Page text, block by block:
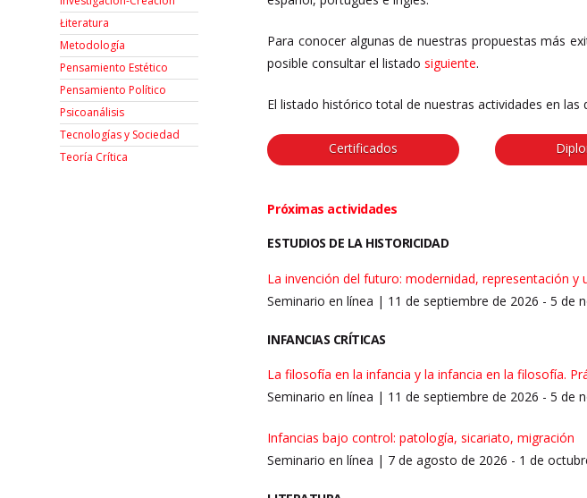
Para conocer algunas de nuestras propuestas más
posible consultar el listadosiguiente.
El listado histórico total de nuestras actividades en
Certificados
Próximas actividades
ESTUDIOS DE LA HISTORICIDAD
La invención del futuro: modernidad, representación y
Seminario en línea | 11 de septiembre de 2026 - 5 de
INFANCIAS CRÍTICAS
La filosofía en la infancia y la infancia en la filosofía.
Seminario en línea | 11 de septiembre de 2026 - 5 de
Infancias bajo control: patología, sicariato, migración
Seminario en línea | 7 de agosto de 2026 - 1 de
Łiteratura
Metodología
Pensamiento Estético
Pensamiento Político
Psicoanálisis
Tecnologías y Sociedad
Teoría Crítica